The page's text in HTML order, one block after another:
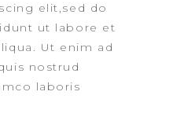
elit,sed do
ut labore et
Ut enim ad
nostrud
laboris